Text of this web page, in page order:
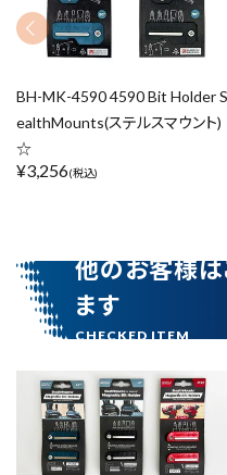
BH-MK-4590 4590 Bit Holder
ealthMounts(ステルスマウント)
☆
¥3,256(税込)
他のお客様は
ます